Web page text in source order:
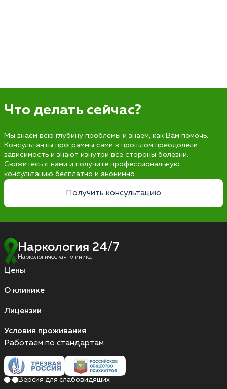
Что делать сейчас?
Мы знаем всю глубину проблемы и знаем, как Вам помочь.
Консультанты программы сами в прошлом преодолели
зависимость и знают изнутри все стороны болезни.
Свяжитесь с нами и получите профессиональную
консультацию бесплатно и анонимно.
Получить консультацию
Наркология 24/7
Наркологическая клиника
Цены
О клинике
Лицензии
Условия проживания
Работаем по стандартам
Версия для слабовидящих